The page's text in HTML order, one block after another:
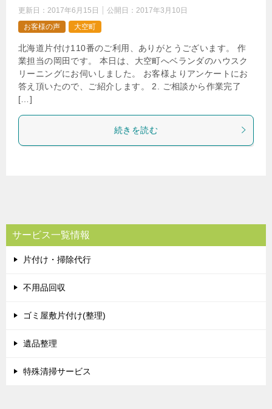
更新日： 2017年6月15日 公開日： 2017年3月10日
お客様の声
大空町
北海道片付け110番のご利用、ありがとうございます。 作
業担当の岡田です。 本日は、大空町へベランダのハウスク
リーニングにお伺いしました。 お客様よりアンケートにお
答え頂いたので、ご紹介します。 2. ご相談から作業完了
[…]
続きを読む
サービス一覧情報
片付け・掃除代行
不用品回収
ゴミ屋敷片付け(整理)
遺品整理
特殊清掃サービス